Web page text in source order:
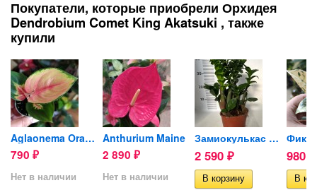
Покупатели, которые приобрели Орхидея
Dendrobium Comet King Akatsuki , также
купили
Aglaonema Orange Star (детка)
790 ₽
Нет в наличии
Anthurium Maine
2 890 ₽
Нет в наличии
Замиокулькас Жук (Zenzi)...
2 590 ₽ 980